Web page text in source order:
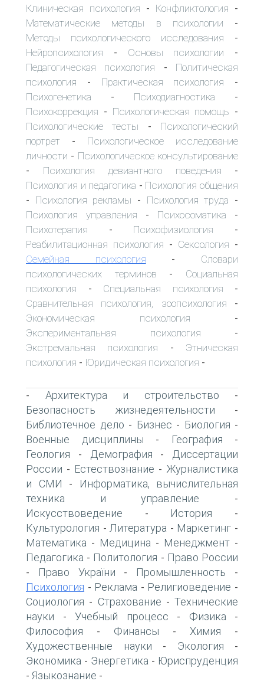
Клиническая психология - Конфликтология -
Математические методы в психологии -
Методы психологического исследования -
Нейропсихология - Основы психологии -
Педагогическая психология - Политическая
психология - Практическая психология -
Психогенетика - Психодиагностика -
Психокоррекция - Психологическая помощь -
Психологические тесты - Психологический
портрет - Психологическое исследование
личности - Психологическое консультирование
- Психология девиантного поведения -
Психология и педагогика - Психология общения
- Психология рекламы - Психология труда -
Психология управления - Психосоматика -
Психотерапия - Психофизиология -
Реабилитационная психология - Сексология -
Семейная психология - Словари
психологических терминов - Социальная
психология - Специальная психология -
Сравнительная психология, зоопсихология -
Экономическая психология -
Экспериментальная психология -
Экстремальная психология - Этническая
психология - Юридическая психология -
- Архитектура и строительство -
Безопасность жизнедеятельности -
Библиотечное дело - Бизнес - Биология -
Военные дисциплины - География -
Геология - Демография -
Диссертации
России - Естествознание - Журналистика
и СМИ -
Информатика, вычислительная
техника и управление -
Искусствоведение - История -
Культурология - Литература - Маркетинг -
Математика - Медицина - Менеджмент -
Педагогика - Политология - Право России
- Право України - Промышленность -
Психология - Реклама - Религиоведение -
Социология - Страхование - Технические
науки - Учебный процесс - Физика -
Философия - Финансы - Химия -
Художественные науки - Экология -
Экономика - Энергетика - Юриспруденция
- Языкознание -